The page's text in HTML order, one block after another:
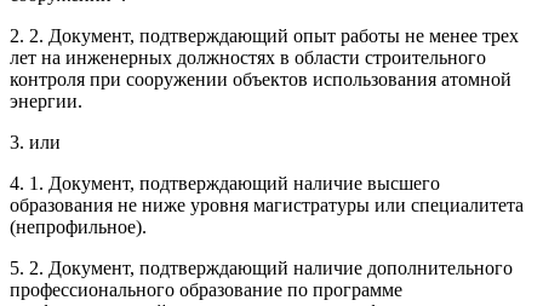
2. 2. Документ, подтверждающий опыт работы не менее трех
лет на инженерных должностях в области строительного
контроля при сооружении объектов использования атомной
энергии.
3. или
4. 1. Документ, подтверждающий наличие высшего
образования не ниже уровня магистратуры или специалитета
(непрофильное).
5. 2. Документ, подтверждающий наличие дополнительного
профессионального образование по программе